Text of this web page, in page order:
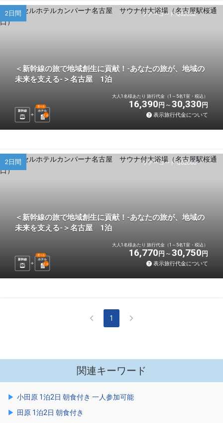
ツアーコード Q02C5Z
2日間
＜新幹線の旅で地域創生に貢献！-あなたの旅が、地域の
未来を支える-＞名古屋 1泊
新幹線 ホテル
選べる
1 泊
大人1名様あたり 旅行代金（1～5名1室・税込）
16,390 円 30,330 円
表示旅行代金について
ツアーコード Q02C60
2日間
＜新幹線の旅で地域創生に貢献！-あなたの旅が、地域の
未来を支える-＞名古屋 1泊
新幹線 ホテル
選べる
1 泊
大人1名様あたり 旅行代金（1～5名1室・税込）
16,770 円 30,750 円
表示旅行代金について
1
関連キーワード
小田原 1泊2日 朝食付き 一人参加可能
田原 1泊2日 朝食付き